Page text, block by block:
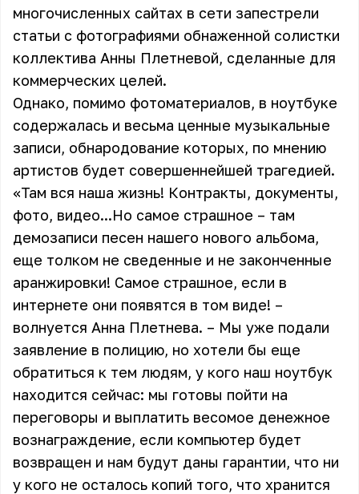
многочисленных сайтах в сети запестрели
статьи с фотографиями обнаженной солистки
коллектива Анны Плетневой, сделанные для
коммерческих целей.
Однако, помимо фотоматериалов, в ноутбуке
содержалась и весьма ценные музыкальные
записи, обнародование которых, по мнению
артистов будет совершеннейшей трагедией.
«Там вся наша жизнь! Контракты, документы,
фото, видео...Но самое страшное – там
демозаписи песен нашего нового альбома,
еще толком не сведенные и не законченные
аранжировки! Самое страшное, если в
интернете они появятся в том виде! –
волнуется Анна Плетнева. – Мы уже подали
заявление в полицию, но хотели бы еще
обратиться к тем людям, у кого наш ноутбук
находится сейчас: мы готовы пойти на
переговоры и выплатить весомое денежное
вознаграждение, если компьютер будет
возвращен и нам будут даны гарантии, что ни
у кого не осталось копий того, что хранится